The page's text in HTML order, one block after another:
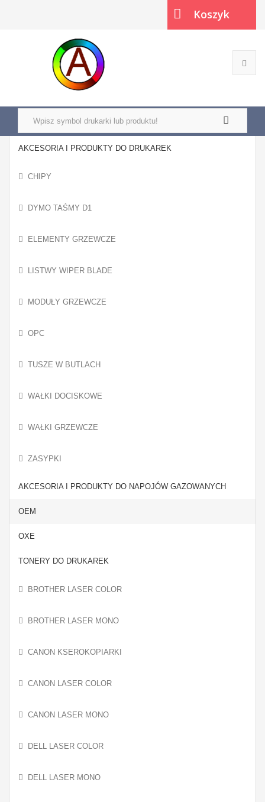
Koszyk
AKCESORIA I PRODUKTY DO DRUKAREK
CHIPY
DYMO TAŚMY D1
ELEMENTY GRZEWCZE
LISTWY WIPER BLADE
MODUŁY GRZEWCZE
OPC
TUSZE W BUTLACH
WAŁKI DOCISKOWE
WAŁKI GRZEWCZE
ZASYPKI
AKCESORIA I PRODUKTY DO NAPOJÓW GAZOWANYCH
OEM
OXE
TONERY DO DRUKAREK
BROTHER LASER COLOR
BROTHER LASER MONO
CANON KSEROKOPIARKI
CANON LASER COLOR
CANON LASER MONO
DELL LASER COLOR
DELL LASER MONO